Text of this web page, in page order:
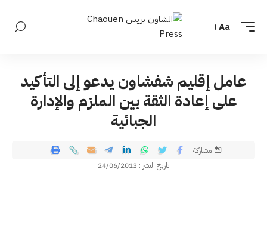
Aa
عامل إقليم شفشاون يدعو إلى التأكيد
على إعادة الثقة بين الملزم والإدارة
الجبائية
تاريخ النشر : 24/06/2013
مشاركة